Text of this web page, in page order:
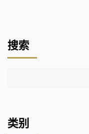
搜索
类别